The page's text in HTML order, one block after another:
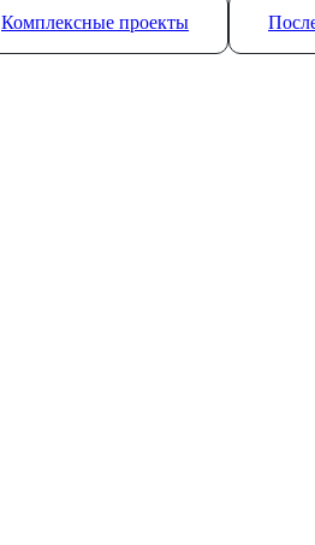
Комплексные проекты